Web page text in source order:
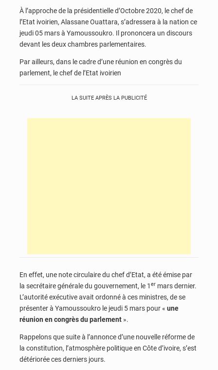
À l’approche de la présidentielle d’Octobre 2020, le chef de
l’Etat ivoirien, Alassane Ouattara, s’adressera à la nation ce
jeudi 05 mars à Yamoussoukro. Il prononcera un discours
devant les deux chambres parlementaires.
Par ailleurs, dans le cadre d’une réunion en congrès du
parlement, le chef de l’Etat ivoirien
LA SUITE APRÈS LA PUBLICITÉ
En effet, une note circulaire du chef d’Etat, a été émise par
la secrétaire générale du gouvernement, le 1 er mars dernier.
L’autorité exécutive avait ordonné à ces ministres, de se
présenter à Yamoussoukro le jeudi 5 mars pour « une
réunion en congrès du parlement ».
Rappelons que suite à l’annonce d’une nouvelle réforme de
la constitution, l’atmosphère politique en Côte d’ivoire, s’est
détériorée ces derniers jours.